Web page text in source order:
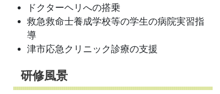
ドクターヘリへの搭乗
救急救命士養成学校等の学生の病院実習指
導
津市応急クリニック診療の支援
研修風景